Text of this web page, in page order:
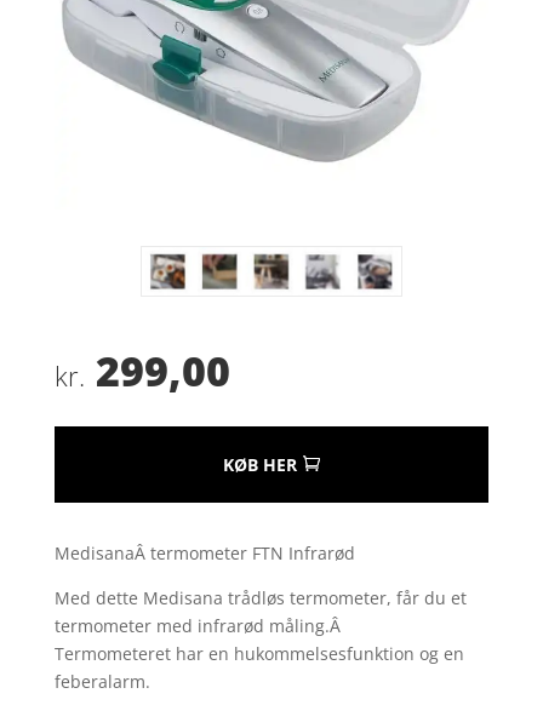
kr. 299,00
KØB HER
MedisanaÂ termometer FTN Infrarød
Med dette Medisana trådløs termometer, får du et
termometer med infrarød måling.Â
Termometeret har en hukommelsesfunktion og en
feberalarm.